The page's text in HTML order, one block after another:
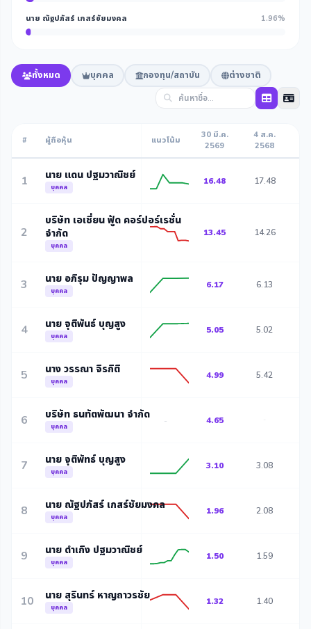
นาย ณัฐปภัสร์ เกสร์ชัยมงคล 1.96%
ทั้งหมด บุคคล กองทุน/สถาบัน ต่างชาติ
# ผู้ถือหุ้น แนวโน้ม
30 มี.ค.
2569
4 ส.ค.
2568
1 นาย แดน ปฐมวาณิชย์
บุคคล
16.48 17.48
2
บริษัท เอเชี่ยน ฟู้ด คอร์ปอร์เรชั่น
จำกัด
บุคคล
13.45 14.26
3 นาย อภิรุม ปัญญาพล
บุคคล
6.17 6.13
4 นาย จุติพันธ์ บุญสูง
บุคคล
5.05 5.02
5 นาง วรรณา จิรกิติ
บุคคล
4.99 5.42
6 บริษัท ธนทัตพัฒนา จำกัด
บุคคล - 4.65
7 นาย จุติพัทธ์ บุญสูง
บุคคล
3.10 3.08
8 นาย ณัฐปภัสร์ เกสร์ชัยมงคล
บุคคล
1.96 2.08
9 นาย ดำเกิง ปฐมวาณิชย์
บุคคล
1.50 1.59
10 นาย สุรินทร์ หาญถาวรชัย
บุคคล
1.32 1.40